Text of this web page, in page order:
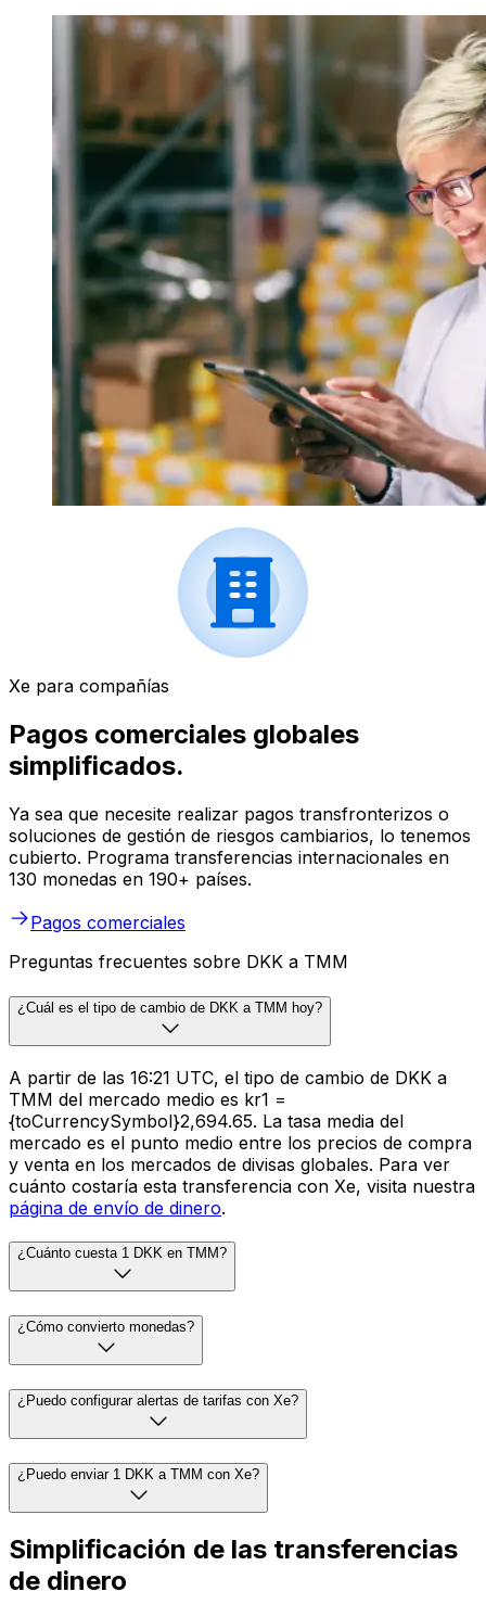
Xe para compañías
Pagos comerciales globales
simplificados.
Ya sea que necesite realizar pagos transfronterizos o
soluciones de gestión de riesgos cambiarios, lo tenemos
cubierto. Programa transferencias internacionales en
130 monedas en 190+ países.
Pagos comerciales
Preguntas frecuentes sobre DKK a TMM
¿Cuál es el tipo de cambio de DKK a TMM hoy?
A partir de las 16:21 UTC, el tipo de cambio de DKK a
TMM del mercado medio es kr1 =
{toCurrencySymbol}2,694.65. La tasa media del
mercado es el punto medio entre los precios de compra
y venta en los mercados de divisas globales. Para ver
cuánto costaría esta transferencia con Xe, visita nuestra
página de envío de dinero.
¿Cuánto cuesta 1 DKK en TMM?
¿Cómo convierto monedas?
¿Puedo configurar alertas de tarifas con Xe?
¿Puedo enviar 1 DKK a TMM con Xe?
Simplificación de las transferencias
de dinero